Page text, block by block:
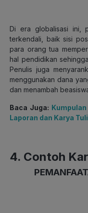
Di era globalisasi ini,
terkendali, baik sisi
para orang tua
hal pendidikan
Penulis juga
menggunakan dana
dan menambah
Baca Juga:
Laporan dan Karya
4. Contoh